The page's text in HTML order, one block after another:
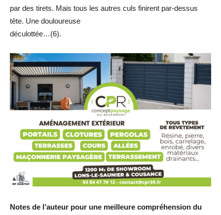
par des tirets. Mais tous les autres culs finirent par-dessus
tête. Une douloureuse
déculottée…(6).
Notes de l’auteur pour une meilleure compréhension du